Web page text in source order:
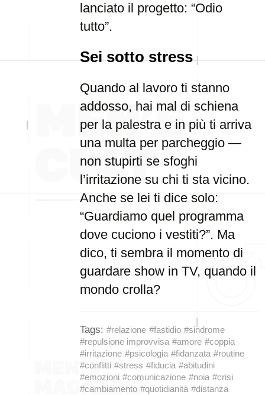
lanciato il progetto: “Odio
tutto”.
Sei sotto stress
Quando al lavoro ti stanno
addosso, hai mal di schiena
per la palestra e in più ti arriva
una multa per parcheggio —
non stupirti se sfoghi
l’irritazione su chi ti sta vicino.
Anche se lei ti dice solo:
“Guardiamo quel programma
dove cuciono i vestiti?”. Ma
dico, ti sembra il momento di
guardare show in TV, quando il
mondo crolla?
Tags: #relazione #fastidio #sindrome
#repulsione improvvisa #amore #coppia
#irritazione #psicologia #fidanzata #routine
#conflitti #stress #fiducia #abitudini
#emozioni #comunicazione #noia #crisi
#cambiamento #quotidianità #distanza